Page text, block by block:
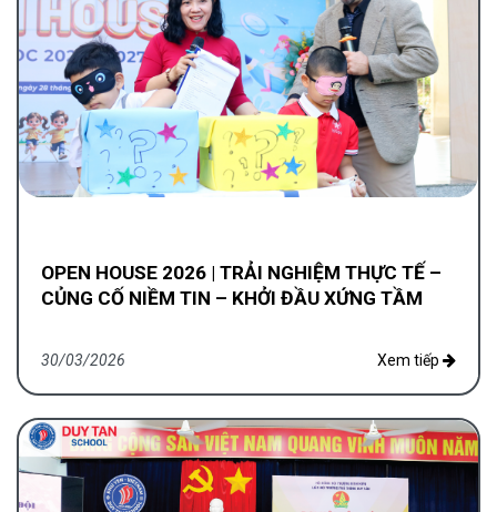
OPEN HOUSE 2026 | TRẢI NGHIỆM THỰC TẾ –
CỦNG CỐ NIỀM TIN – KHỞI ĐẦU XỨNG TẦM
30/03/2026 Xem tiếp